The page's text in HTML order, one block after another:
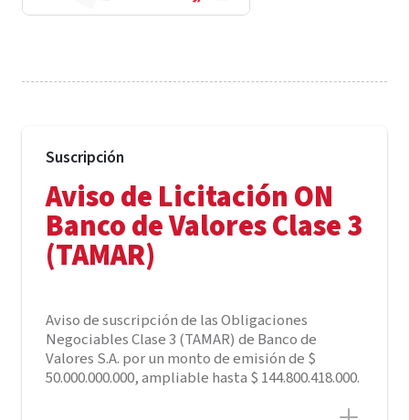
Suscripción
Aviso de Licitación ON
Banco de Valores Clase 3
(TAMAR)
Aviso de suscripción de las Obligaciones
Negociables Clase 3 (TAMAR) de Banco de
Valores S.A. por un monto de emisión de $
50.000.000.000, ampliable hasta $ 144.800.418.000.